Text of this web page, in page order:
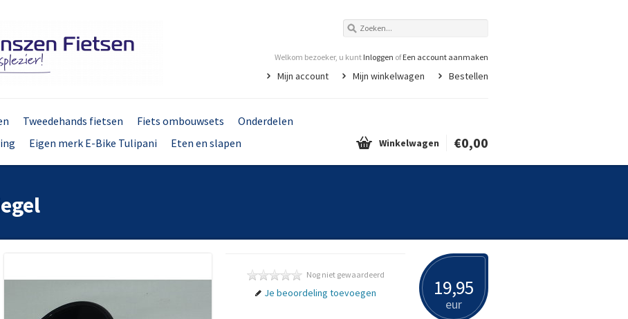
Welkom bezoeker, u kunt Inloggen ofEen account aanmaken
Mijn account Mijn winkelwagen Bestellen
Tweedehands fietsen Fiets ombouwsets
Onderdelen
Eigen merk E-Bike Tulipani Eten en slapen Winkelwagen €0,00
19,95
eur
Nog niet gewaardeerd
Je beoordeling toevoegen